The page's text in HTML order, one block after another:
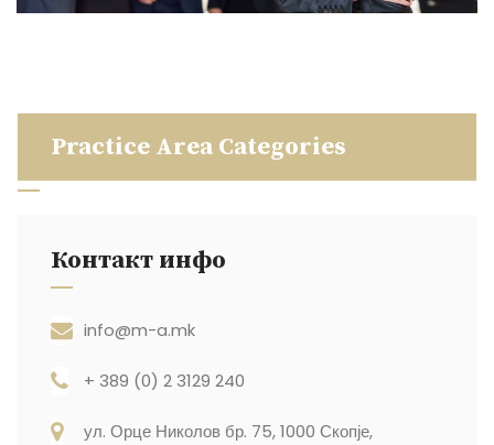
Practice Area Categories
Контакт инфо
info@m-a.mk
+ 389 (0) 2 3129 240
ул. Орце Николов бр. 75, 1000 Скопје,